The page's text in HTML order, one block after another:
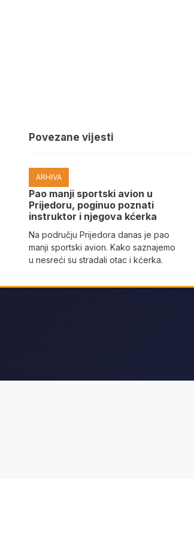
Povezane vijesti
ARHIVA
Pao manji sportski avion u
Prijedoru, poginuo poznati
instruktor i njegova kćerka
Na području Prijedora danas je pao
manji sportski avion. Kako saznajemo
u nesreći su stradali otac i kćerka.